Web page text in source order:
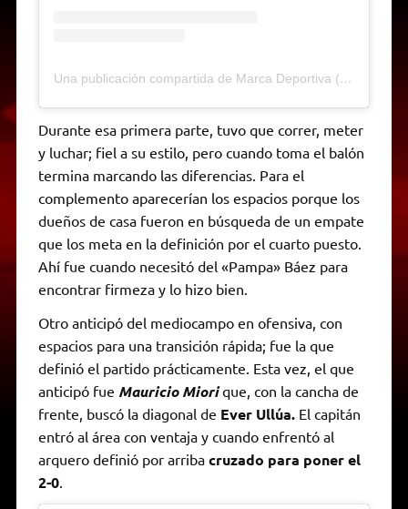
Una publicación compartida de Marca Deportiva (@marcadeportivamdp)
Durante esa primera parte, tuvo que correr, meter
y luchar; fiel a su estilo, pero cuando toma el balón
termina marcando las diferencias. Para el
complemento aparecerían los espacios porque los
dueños de casa fueron en búsqueda de un empate
que los meta en la definición por el cuarto puesto.
Ahí fue cuando necesitó del «Pampa» Báez para
encontrar firmeza y lo hizo bien.
Otro anticipó del mediocampo en ofensiva, con
espacios para una transición rápida; fue la que
definió el partido prácticamente. Esta vez, el que
anticipó fue Mauricio Miorique, con la cancha de
frente, buscó la diagonal de Ever Ullúa.El capitán
entró al área con ventaja y cuando enfrentó al
arquero definió por arriba cruzado para poner el
2-0.